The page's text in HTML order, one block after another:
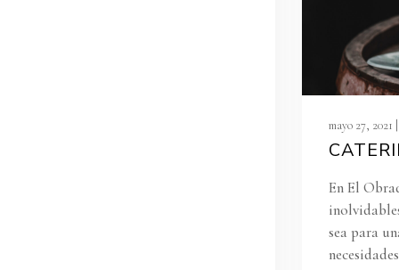
mayo 27, 2021 |
En El
sea para